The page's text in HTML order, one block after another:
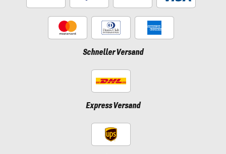
Schneller Versand
Express Versand